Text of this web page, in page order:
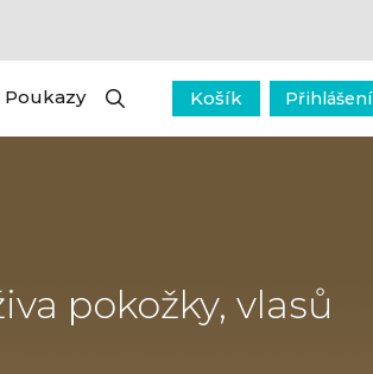
Poukazy Košík Přihlášení
pokožky, vlasů